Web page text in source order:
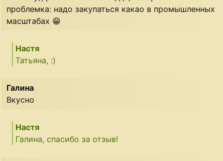
проблемка: надо закупаться какао в промышленных
масштабах 😁
Настя
Татьяна, :)
Галина
Вкусно
Настя
Галина, спасибо за отзыв!